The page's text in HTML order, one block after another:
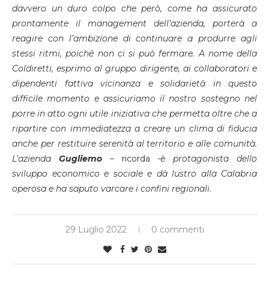
davvero un duro colpo che però, come ha assicurato
prontamente il management dell’azienda, porterà a
reagire con l’ambizione di continuare a produrre agli
stessi ritmi, poiché non ci si può fermare. A nome della
Coldiretti, esprimo al gruppo dirigente, ai collaboratori e
dipendenti fattiva vicinanza e solidarietà in questo
difficile momento e assicuriamo il nostro sostegno nel
porre in atto ogni utile iniziativa che permetta oltre che a
ripartire con immediatezza a creare un clima di fiducia
anche per restituire serenità al territorio e alle comunità.
L’azienda Gugliemo– ricorda-è protagonista dello
sviluppo economico e sociale e dà lustro alla Calabria
operosa e ha saputo varcare i confini regionali.
29 Luglio 2022 0 commenti